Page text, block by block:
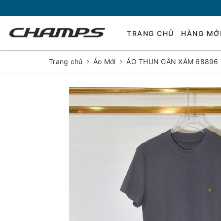
TRANG CHỦ HÀNG
Trang chủ Áo Mới ÁO THUN GÂN XÁM 68896